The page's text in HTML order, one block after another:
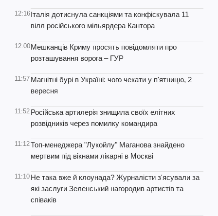
12:16Італія дотиснула санкціями та конфіскувала 11
вілл російського мільярдера Кантора
12:00Мешканців Криму просять повідомляти про
розташування ворога – ГУР
11:57 Магнітні бурі в Україні: чого чекати у п'ятницю, 2
вересня
11:52 Російська артилерія знищила своїх елітних
розвідників через помилку командира
11:12Топ-менеджера "Лукойлу" Маганова знайдено
мертвим під вікнами лікарні в Москві
11:10 Не така вже й клоунада? Журналісти з'ясували за
які заслуги Зеленський нагородив артистів та
співаків